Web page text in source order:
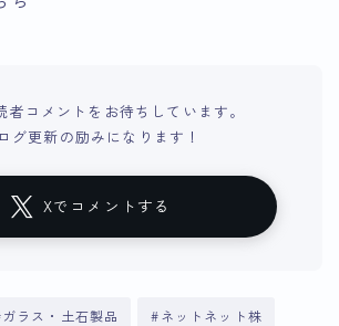
者コメントをお待ちしています。
グ更新の励みになります！
Xでコメントする
ラス・土石製品 #ネットネット株